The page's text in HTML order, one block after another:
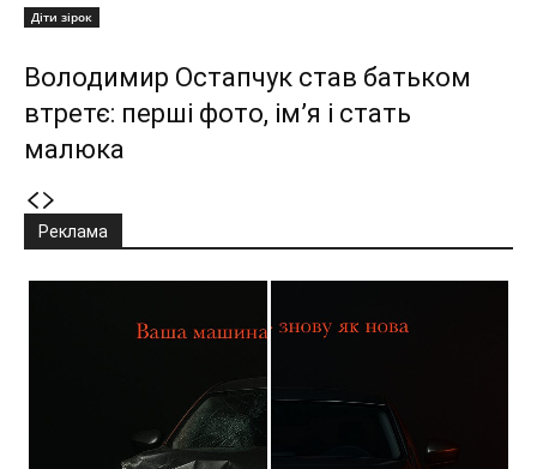
Діти зірок
Володимир Остапчук став батьком
втретє: перші фото, ім’я і стать
малюка
Реклама